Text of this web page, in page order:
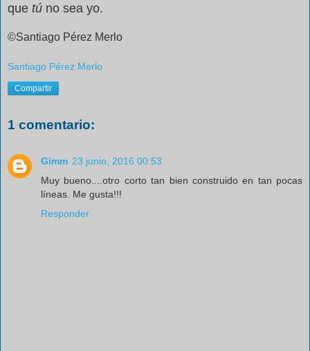
que tú no sea yo.
©Santiago Pérez Merlo
Santiago Pérez Merlo
Compartir
1 comentario:
Gimm 23 junio, 2016 00:53
Muy bueno....otro corto tan bien construido en tan pocas
líneas. Me gusta!!!
Responder